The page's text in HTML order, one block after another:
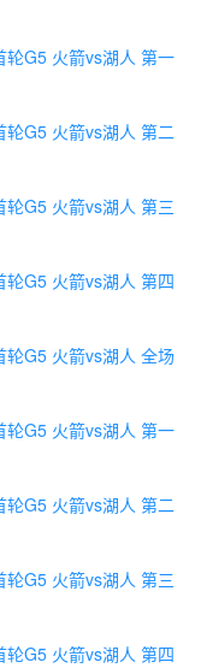
G5 火箭vs湖人 第一
G5 火箭vs湖人 第二
G5 火箭vs湖人 第三
G5 火箭vs湖人 第四
G5 火箭vs湖人 全场
G5 火箭vs湖人 第一
G5 火箭vs湖人 第二
G5 火箭vs湖人 第三
G5 火箭vs湖人 第四